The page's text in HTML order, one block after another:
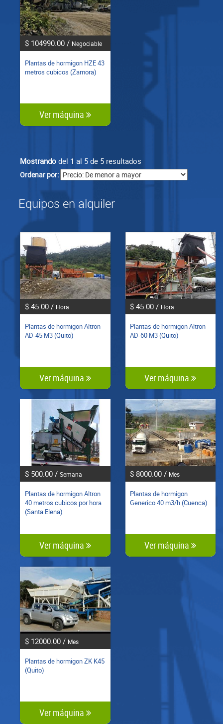
$ 104990.00 / Negociable
Plantas de hormigon HZE 43
metros cubicos (Zamora)
Ver máquina
Mostrando del 1 al 5 de 5 resultados
Ordenar por:
Equipos en alquiler
$ 45.00 / Hora
Plantas de hormigon Altron
AD-45 M3 (Quito)
Ver máquina
$ 45.00 / Hora
Plantas de hormigon Altron
AD-60 M3 (Quito)
Ver máquina
$ 500.00 / Semana
Plantas de hormigon Altron
40 metros cubicos por hora
(Santa Elena)
Ver máquina
$ 8000.00 / Mes
Plantas de hormigon
Generico 40 m3/h (Cuenca)
Ver máquina
$ 12000.00 / Mes
Plantas de hormigon ZK K45
(Quito)
Ver máquina